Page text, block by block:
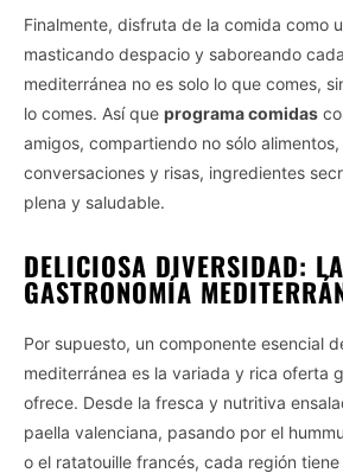
Finalmente, disfruta de la comida como
masticando despacio y saboreando
mediterránea no es solo lo que comes,
lo comes. Así que programa comidas
amigos, compartiendo no sólo
conversaciones y risas, ingredientes
plena y saludable.
DELICIOSA DIVERSIDAD: LA
GASTRONOMÍA
Por supuesto, un componente esencial
mediterránea es la variada y rica oferta
ofrece. Desde la fresca y nutritiva
paella valenciana, pasando por el
o el ratatouille francés, cada región